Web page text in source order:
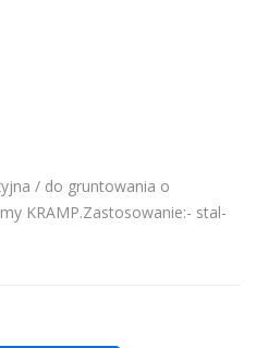
/ do gruntowania o
KRAMP.Zastosowanie:- stal-